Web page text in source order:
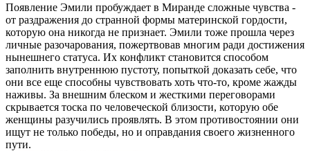
Появление Эмили пробуждает в Миранде сложные чувства -
от раздражения до странной формы материнской гордости,
которую она никогда не признает. Эмили тоже прошла через
личные разочарования, пожертвовав многим ради достижения
нынешнего статуса. Их конфликт становится способом
заполнить внутреннюю пустоту, попыткой доказать себе, что
они все еще способны чувствовать хоть что-то, кроме жажды
наживы. За внешним блеском и жесткими переговорами
скрывается тоска по человеческой близости, которую обе
женщины разучились проявлять. В этом противостоянии они
ищут не только победы, но и оправдания своего жизненного
пути.